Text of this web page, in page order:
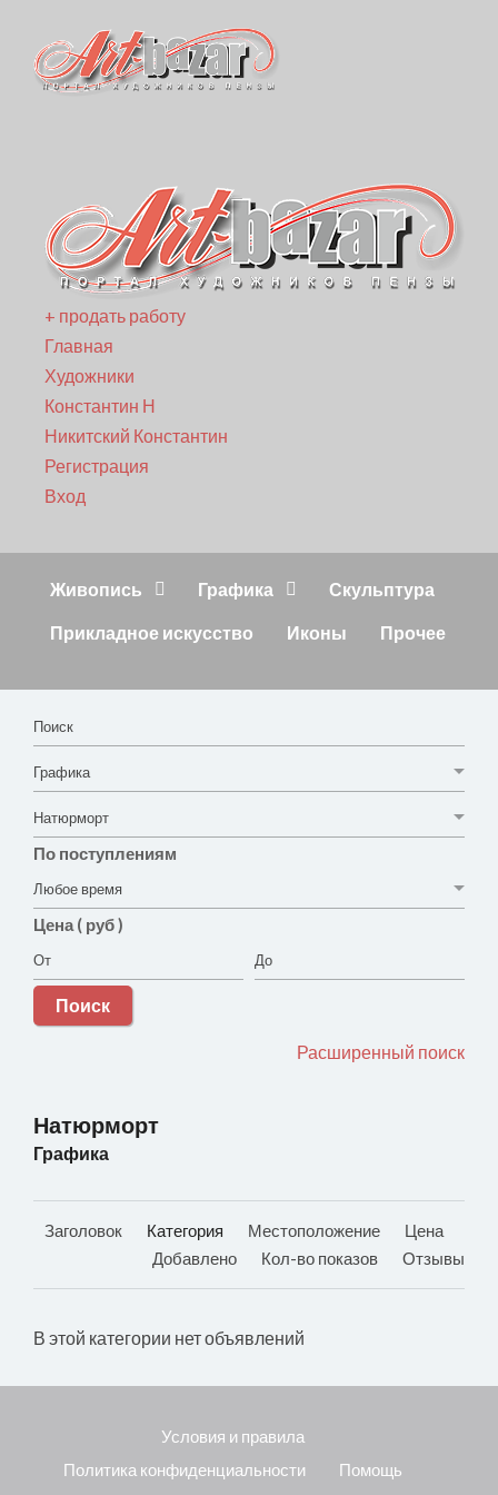
+ продать работу
Главная
Художники
Константин Н
Никитский Константин
Регистрация
Вход
Живопись Графика Скульптура
Прикладное искусство Иконы Прочее
По поступлениям
Цена ( руб )
Поиск
Расширенный поиск
Натюрморт
Графика
Заголовок Категория Местоположение
Цена
Добавлено
Кол-во показов Отзывы
В этой категории нет объявлений
Условия и правила
Политика конфиденциальности
Помощь